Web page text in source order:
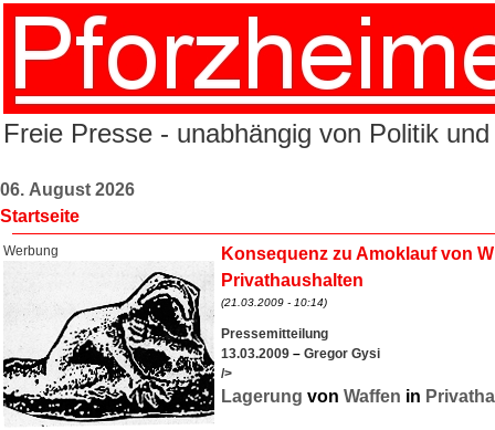
Freie Presse - unabhängig von Politik
06. August 2026
Startseite
Werbung
Konsequenz zu Amoklauf von
Privathaushalten
(21.03.2009 - 10:14)
Pressemitteilung
13.03.2009 – Gregor Gysi
/>
Lagerung von Waffen in